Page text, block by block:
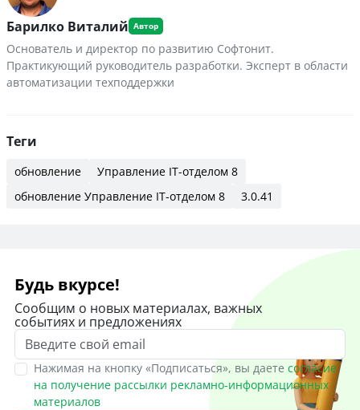
Барилко Виталий
Основатель и директор по развитию Софтонит.
Практикующий руководитель разработки. Эксперт в области
автоматизации техподдержки
Теги
обновление
Управление IT-отделом 8
обновление Управление IT-отделом 8
3.0.41
Будь вкурсе!
Сообщим о новых материалах, важных
событиях и предложениях
Нажимая на кнопку «Подписаться», вы даете согласие
на получение рассылки рекламно-информационных
материалов